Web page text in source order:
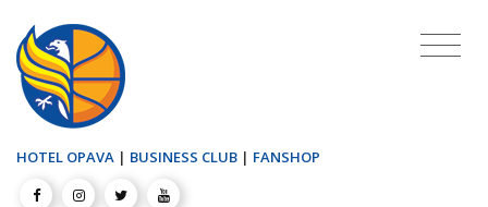
HOTEL OPAVA | BUSINESS CLUB | FANSHOP